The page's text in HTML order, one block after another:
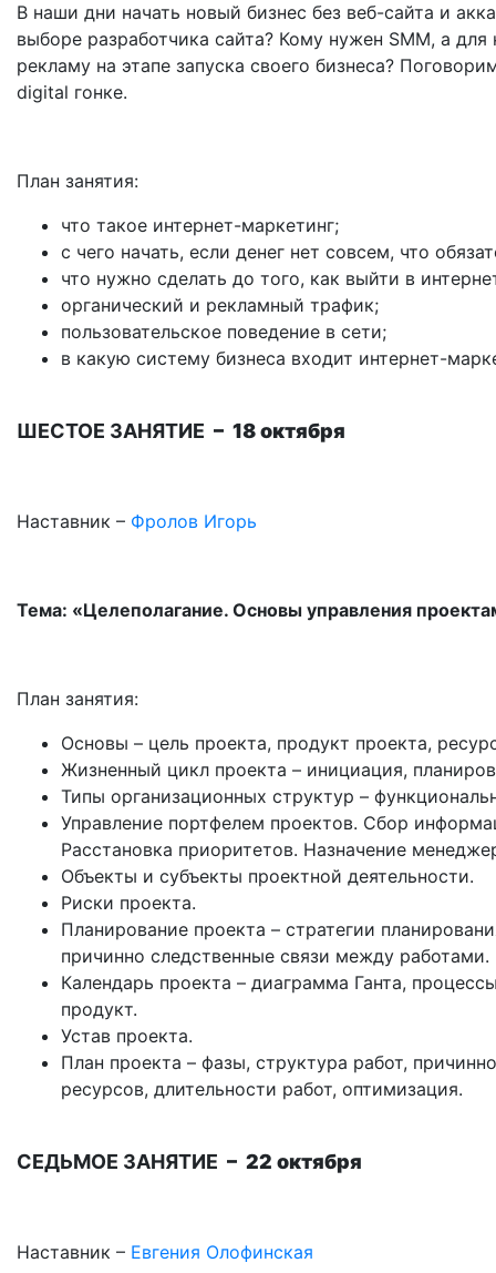
В наши дни начать новый бизнес без веб-сайта и
выборе разработчика сайта? Кому нужен SMM, а
рекламу на этапе запуска своего бизнеса?
digital гонке.
План занятия:
что такое интернет-маркетинг;
с чего начать, если денег нет совсем, что
что нужно сделать до того, как выйти в
органический и рекламный трафик;
пользовательское поведение в сети;
в какую систему бизнеса входит интернет-
ШЕСТОЕ ЗАНЯТИЕ – 18 октября
Наставник – Фролов Игорь
Тема: «Целеполагание. Основы управления
План занятия:
Основы – цель проекта, продукт проекта,
Жизненный цикл проекта – инициация,
Типы организационных структур –
Управление портфелем проектов. Сбор
Расстановка приоритетов. Назначение
Объекты и субъекты проектной деятельности.
Риски проекта.
Планирование проекта – стратегии
причинно следственные связи между работами.
Календарь проекта – диаграмма Ганта,
продукт.
Устав проекта.
План проекта – фазы, структура работ,
ресурсов, длительности работ, оптимизация.
СЕДЬМОЕ ЗАНЯТИЕ – 22 октября
Наставник – Евгения Олофинская